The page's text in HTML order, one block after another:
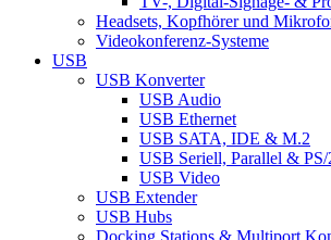
Headsets, Kopfhörer und
Videokonferenz-Systeme
USB
USB Konverter
USB Audio
USB Ethernet
USB SATA, IDE & M.2
USB Seriell, Parallel & PS/
USB Video
USB Extender
USB Hubs
Docking Stations & Multiport